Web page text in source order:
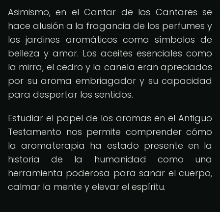
Asimismo, en el Cantar de los Cantares se
hace alusión a la fragancia de los perfumes y
los jardines aromáticos como símbolos de
belleza y amor. Los aceites esenciales como
la mirra, el cedro y la canela eran apreciados
por su aroma embriagador y su capacidad
para despertar los sentidos.
Estudiar el papel de los aromas en el Antiguo
Testamento nos permite comprender cómo
la aromaterapia ha estado presente en la
historia de la humanidad como una
herramienta poderosa para sanar el cuerpo,
calmar la mente y elevar el espíritu.